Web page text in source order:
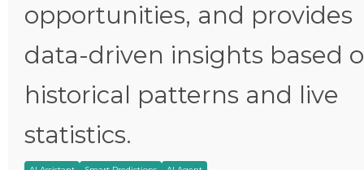
opportunities, and provides
data-driven insights based
historical patterns and live
statistics.